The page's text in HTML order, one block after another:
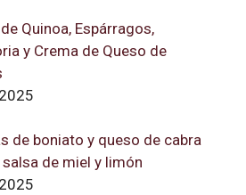
Quinoa, Espárragos,
y Crema de Queso de
de boniato y queso de cabra
de miel y limón